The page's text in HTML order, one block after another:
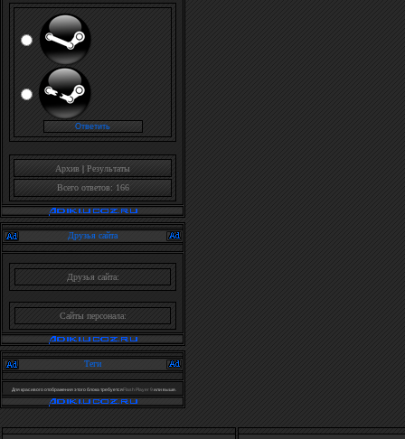
Архив | Результаты
Всего ответов: 166
Друзья сайта
Друзья сайта:
Сайты персонала:
Теги
Для красивого отображения этого блока требуетсяFlash Player 9или выше.